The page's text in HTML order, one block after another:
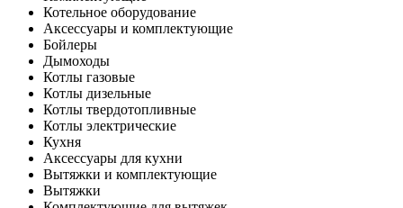
Котельное оборудование
Аксессуары и комплектующие
Бойлеры
Дымоходы
Котлы газовые
Котлы дизельные
Котлы твердотопливные
Котлы электрические
Кухня
Аксессуары для кухни
Вытяжки и комплектующие
Вытяжки